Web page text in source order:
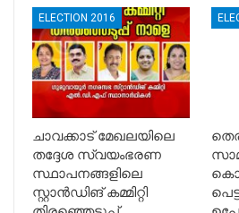
ELECTION 2016
ചാവക്കാട് മേഖലയിലെ
തദ്ദേശ സ്വയംഭരണ
സ്ഥാപനങ്ങളിലെ
സ്റ്റാൻഡിങ് കമ്മിറ്റി